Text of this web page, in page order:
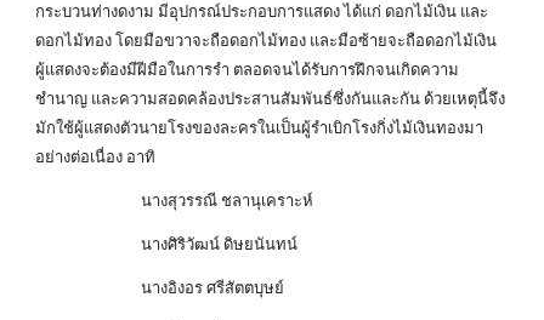
กระบวนท่างดงาม มีอุปกรณ์ประกอบการแสดง ได้แก่ ดอกไม้เงิน และ
ดอกไม้ทอง โดยมือขวาจะถือดอกไม้ทอง และมือซ้ายจะถือดอกไม้เงิน
ผู้แสดงจะต้องมีฝีมือในการรำ ตลอดจนได้รับการฝึกจนเกิดความ
ชำนาญ และความสอดคล้องประสานสัมพันธ์ซึ่งกันและกัน ด้วยเหตุนี้จึง
มักใช้ผู้แสดงตัวนายโรงของละครในเป็นผู้รำเบิกโรงกิ่งไม้เงินทองมา
อย่างต่อเนื่อง อาทิ
นางสุวรรณี ชลานุเคราะห์
นางศิริวัฒน์ ดิษยนันทน์
นางอิงอร ศรีสัตตบุษย์